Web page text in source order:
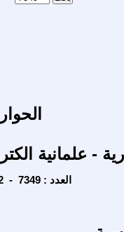
- علمانية
Tuesday - 8/23/2022 - العدد : 7349